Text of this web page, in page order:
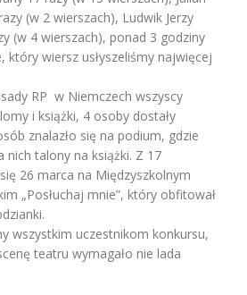
(w 2 wierszach), Ludwik Jerzy
(w 4 wierszach), ponad 3 godziny
który wiersz usłyszeliśmy najwięcej
RP w Niemczech wszyscy
i książki, 4 osoby dostały
znalazło się na podium, gdzie
nich talony na książki. Z 17
26 marca na Międzyszkolnym
„Posłuchaj mnie”, który obfitował
wszystkim uczestnikom konkursu,
teatru wymagało nie lada